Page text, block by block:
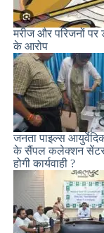
मरीज और परिजनों पर
के आरोप
जनता पाइल्स
के सैंपल कलेक्शन सेंटर
होगी कार्यवाही ?